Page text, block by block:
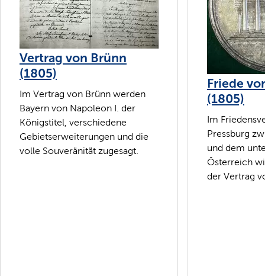
Vertrag von Brünn
(1805)
Im Vertrag von Brünn werden
Bayern von Napoleon I. der
Königstitel, verschiedene
Gebietserweiterungen und die
volle Souveränität zugesagt.
Friede
(1805)
Im
Pressburg
und dem
Österreich
der Vertrag